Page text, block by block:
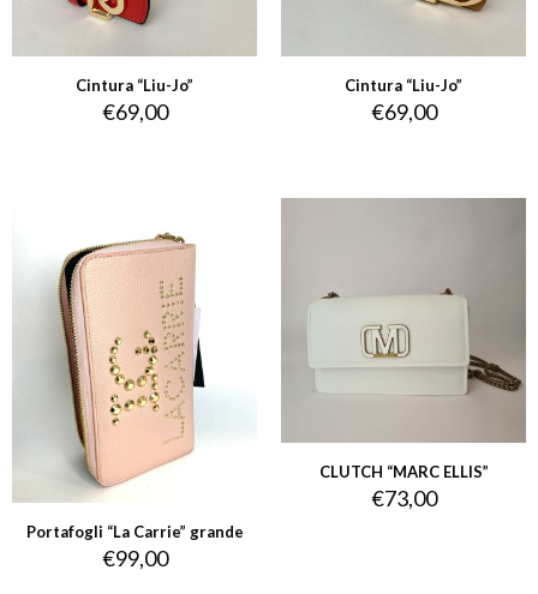
Cintura “Liu-Jo”
€69,00
Cintura “Liu-Jo”
€69,00
Portafogli “La Carrie” grande
€99,00
CLUTCH “MARC ELLIS”
€73,00